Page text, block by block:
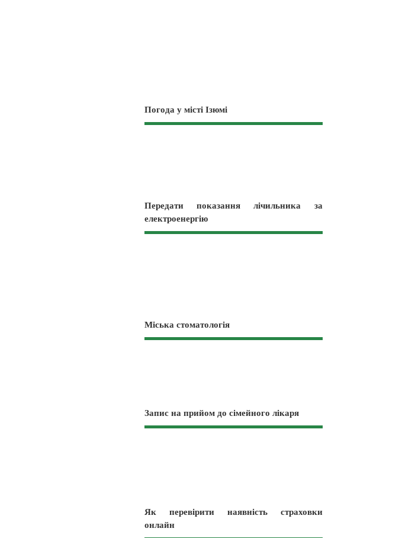
Погода у місті Ізюмі
Передати показання лічильника за
електроенергію
Міська стоматологія
Запис на прийом до сімейного лікаря
Як перевірити наявність страховки
онлайн